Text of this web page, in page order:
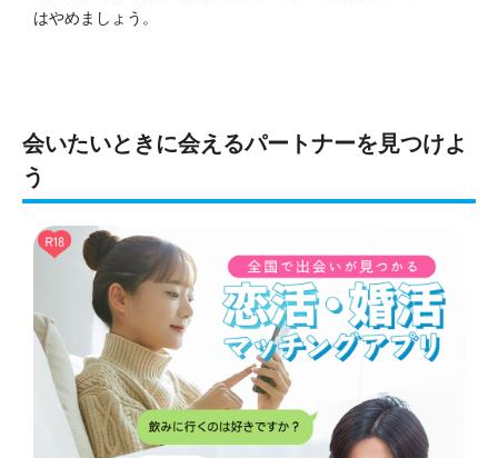
はやめましょう。
会いたいときに会えるパートナーを見つけよ
う